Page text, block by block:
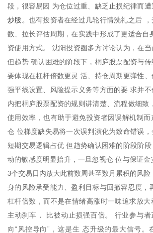
段，很容易因 为仓位过重、缺乏止损纪律而
炒股。也有投资者在经过几轮行情洗礼之后
数、拉长评估周期，在实践中形成了更适合自
资使用方式。 沈阳投资圈多方讨论认为，在
但趋势 确认困难的阶段下，桐庐股票配资与
要体现在杠杆倍数更灵 活、持仓周期更弹性、
强平线设置、风险提示义务等方面的要 求并
内把桐庐股票配资的规则讲清楚、流程做细致
使用效率，也有助于避免投资者因误解机制而
仓 位梯度缺失易将一次误判演化为致命错误
短期交易逻辑占优 但趋势确认困难的阶段阶
动的敏感度明显抬升，一旦忽视仓 位与保证
3个交易日内放大此前数周甚至数月累积的风险
身的风险承受能力、盈利目标与回撤容忍度，
杠杆倍数，而不是在情绪高涨时一味追求放
主动刹车， 比被动止损强百倍。 行业参与者
向“风控导向”，这是生 态升级的最大信号。